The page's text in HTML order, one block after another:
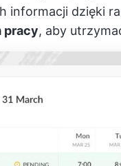
informacji dzięki
pracy, aby